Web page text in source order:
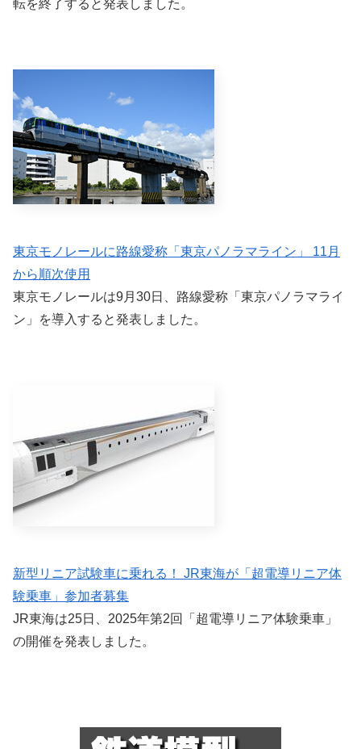
転を終了すると発表しました。
東京モノレールに路線愛称「東京パノラマライン」 11月
から順次使用
東京モノレールは9月30日、路線愛称「東京パノラマライ
ン」を導入すると発表しました。
新型リニア試験車に乗れる！ JR東海が「超電導リニア体
験乗車」参加者募集
JR東海は25日、2025年第2回「超電導リニア体験乗車」
の開催を発表しました。